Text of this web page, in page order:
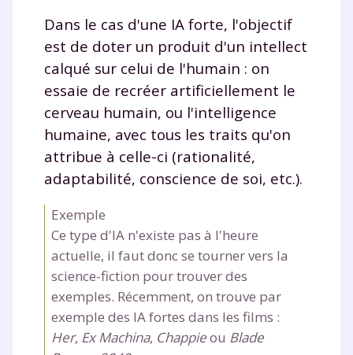
Dans le cas d'une IA forte, l'objectif
est de doter un produit d'un intellect
calqué sur celui de l'humain : on
essaie de recréer artificiellement le
cerveau humain, ou l'intelligence
humaine, avec tous les traits qu'on
attribue à celle-ci (rationalité,
adaptabilité, conscience de soi, etc.).
Exemple
Ce type d'IA n'existe pas à l'heure
actuelle, il faut donc se tourner vers la
science-fiction pour trouver des
exemples. Récemment, on trouve par
exemple des IA fortes dans les films :
Her, Ex Machina, Chappieou Blade